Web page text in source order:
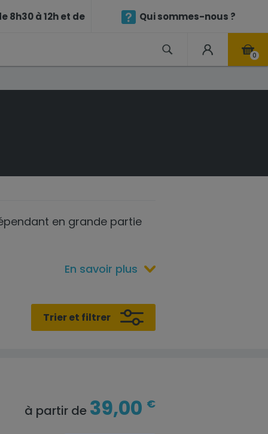
8h30 à 12h et de Qui sommes-nous ?
0
en grande partie
En savoir plus
Trier et filtrer
à partir de 39,00 €